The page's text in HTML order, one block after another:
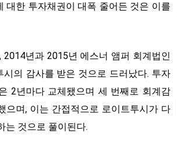
대한 투자채권이 대폭 줄어든 것은 이를
년과 2015년 에스너 앰퍼 회계법인
의 감사를 받은 것으로 드러났다. 투자
2년마다 교체됐으며 세 번째로 회계감
으며, 이는 간접적으로 로이트투시가 다
는 것으로 풀이된다.